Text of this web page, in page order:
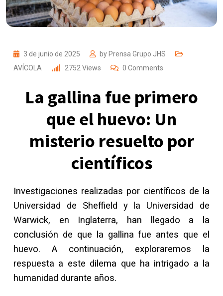
3 de junio de 2025 by Prensa Grupo JHS
AVÍCOLA
2752 Views 0 Comments
La gallina fue primero
que el huevo: Un
misterio resuelto por
científicos
Investigaciones realizadas por científicos de la
Universidad de Sheffield y la Universidad de
Warwick, en Inglaterra, han llegado a la
conclusión de que la gallina fue antes que el
huevo. A continuación, exploraremos la
respuesta a este dilema que ha intrigado a la
humanidad durante años.